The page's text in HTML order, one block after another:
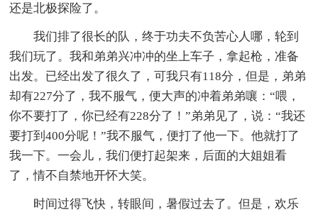
还是北极探险了。
我们排了很长的队，终于功夫不负苦心人哪，轮到
我们玩了。我和弟弟兴冲冲的坐上车子，拿起枪，准备
出发。已经出发了很久了，可我只有118分，但是，弟弟
却有227分了，我不服气，便大声的冲着弟弟嚷：“喂，
你不要打了，你已经有228分了！”弟弟见了，说：“我还
要打到400分呢！”我不服气，便打了他一下。他就打了
我一下。一会儿，我们便打起架来，后面的大姐姐看
了，情不自禁地开怀大笑。
时间过得飞快，转眼间，暑假过去了。但是，欢乐